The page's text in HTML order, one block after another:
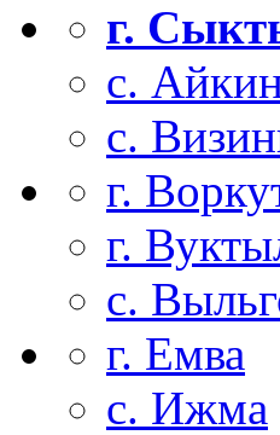
г.
с.
с.
г.
г.
с.
г. Емва
с. Ижма